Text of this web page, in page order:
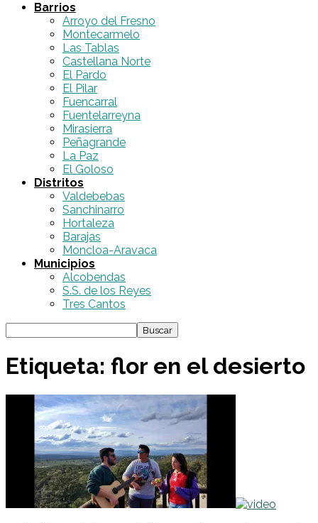
Barrios
Arroyo del Fresno
Montecarmelo
Las Tablas
Castellana Norte
El Pardo
El Pilar
Fuencarral
Fuentelarreyna
Mirasierra
Peñagrande
La Paz
El Goloso
Distritos
Valdebebas
Sanchinarro
Hortaleza
Barajas
Moncloa-Aravaca
Municipios
Alcobendas
S.S. de los Reyes
Tres Cantos
Etiqueta: flor en el desierto